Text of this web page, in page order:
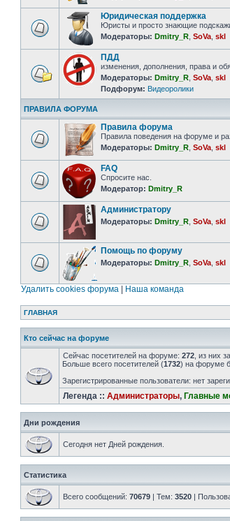
Юридическая поддержка
Юристы и просто знающие
Модераторы: Dmitry_R SoVa skl
ПДД
изменения, дополнения, права и
Модераторы: Dmitry_R SoVa skl
Подфорум: Видеоролики
ПРАВИЛА ФОРУМА
Правила форума
Правила поведения на форуме и
Модераторы: Dmitry_R SoVa skl
FAQ
Спросите нас.
Модератор: Dmitry_R
Администратору
Модераторы: Dmitry_R SoVa skl
Помощь по форуму
Модераторы: Dmitry_R SoVa skl
Удалить cookies форума Наша команда
ГЛАВНАЯ
Кто сейчас на форуме
Сейчас посетителей на форуме: 272 , из них
Больше всего посетителей (1732) на форуме
Зарегистрированные пользователи: нет
Легенда :: Администраторы, Главные
Дни рождения
Сегодня нет Дней рождения.
Статистика
Всего сообщений: 70679 | Тем: 3520 |